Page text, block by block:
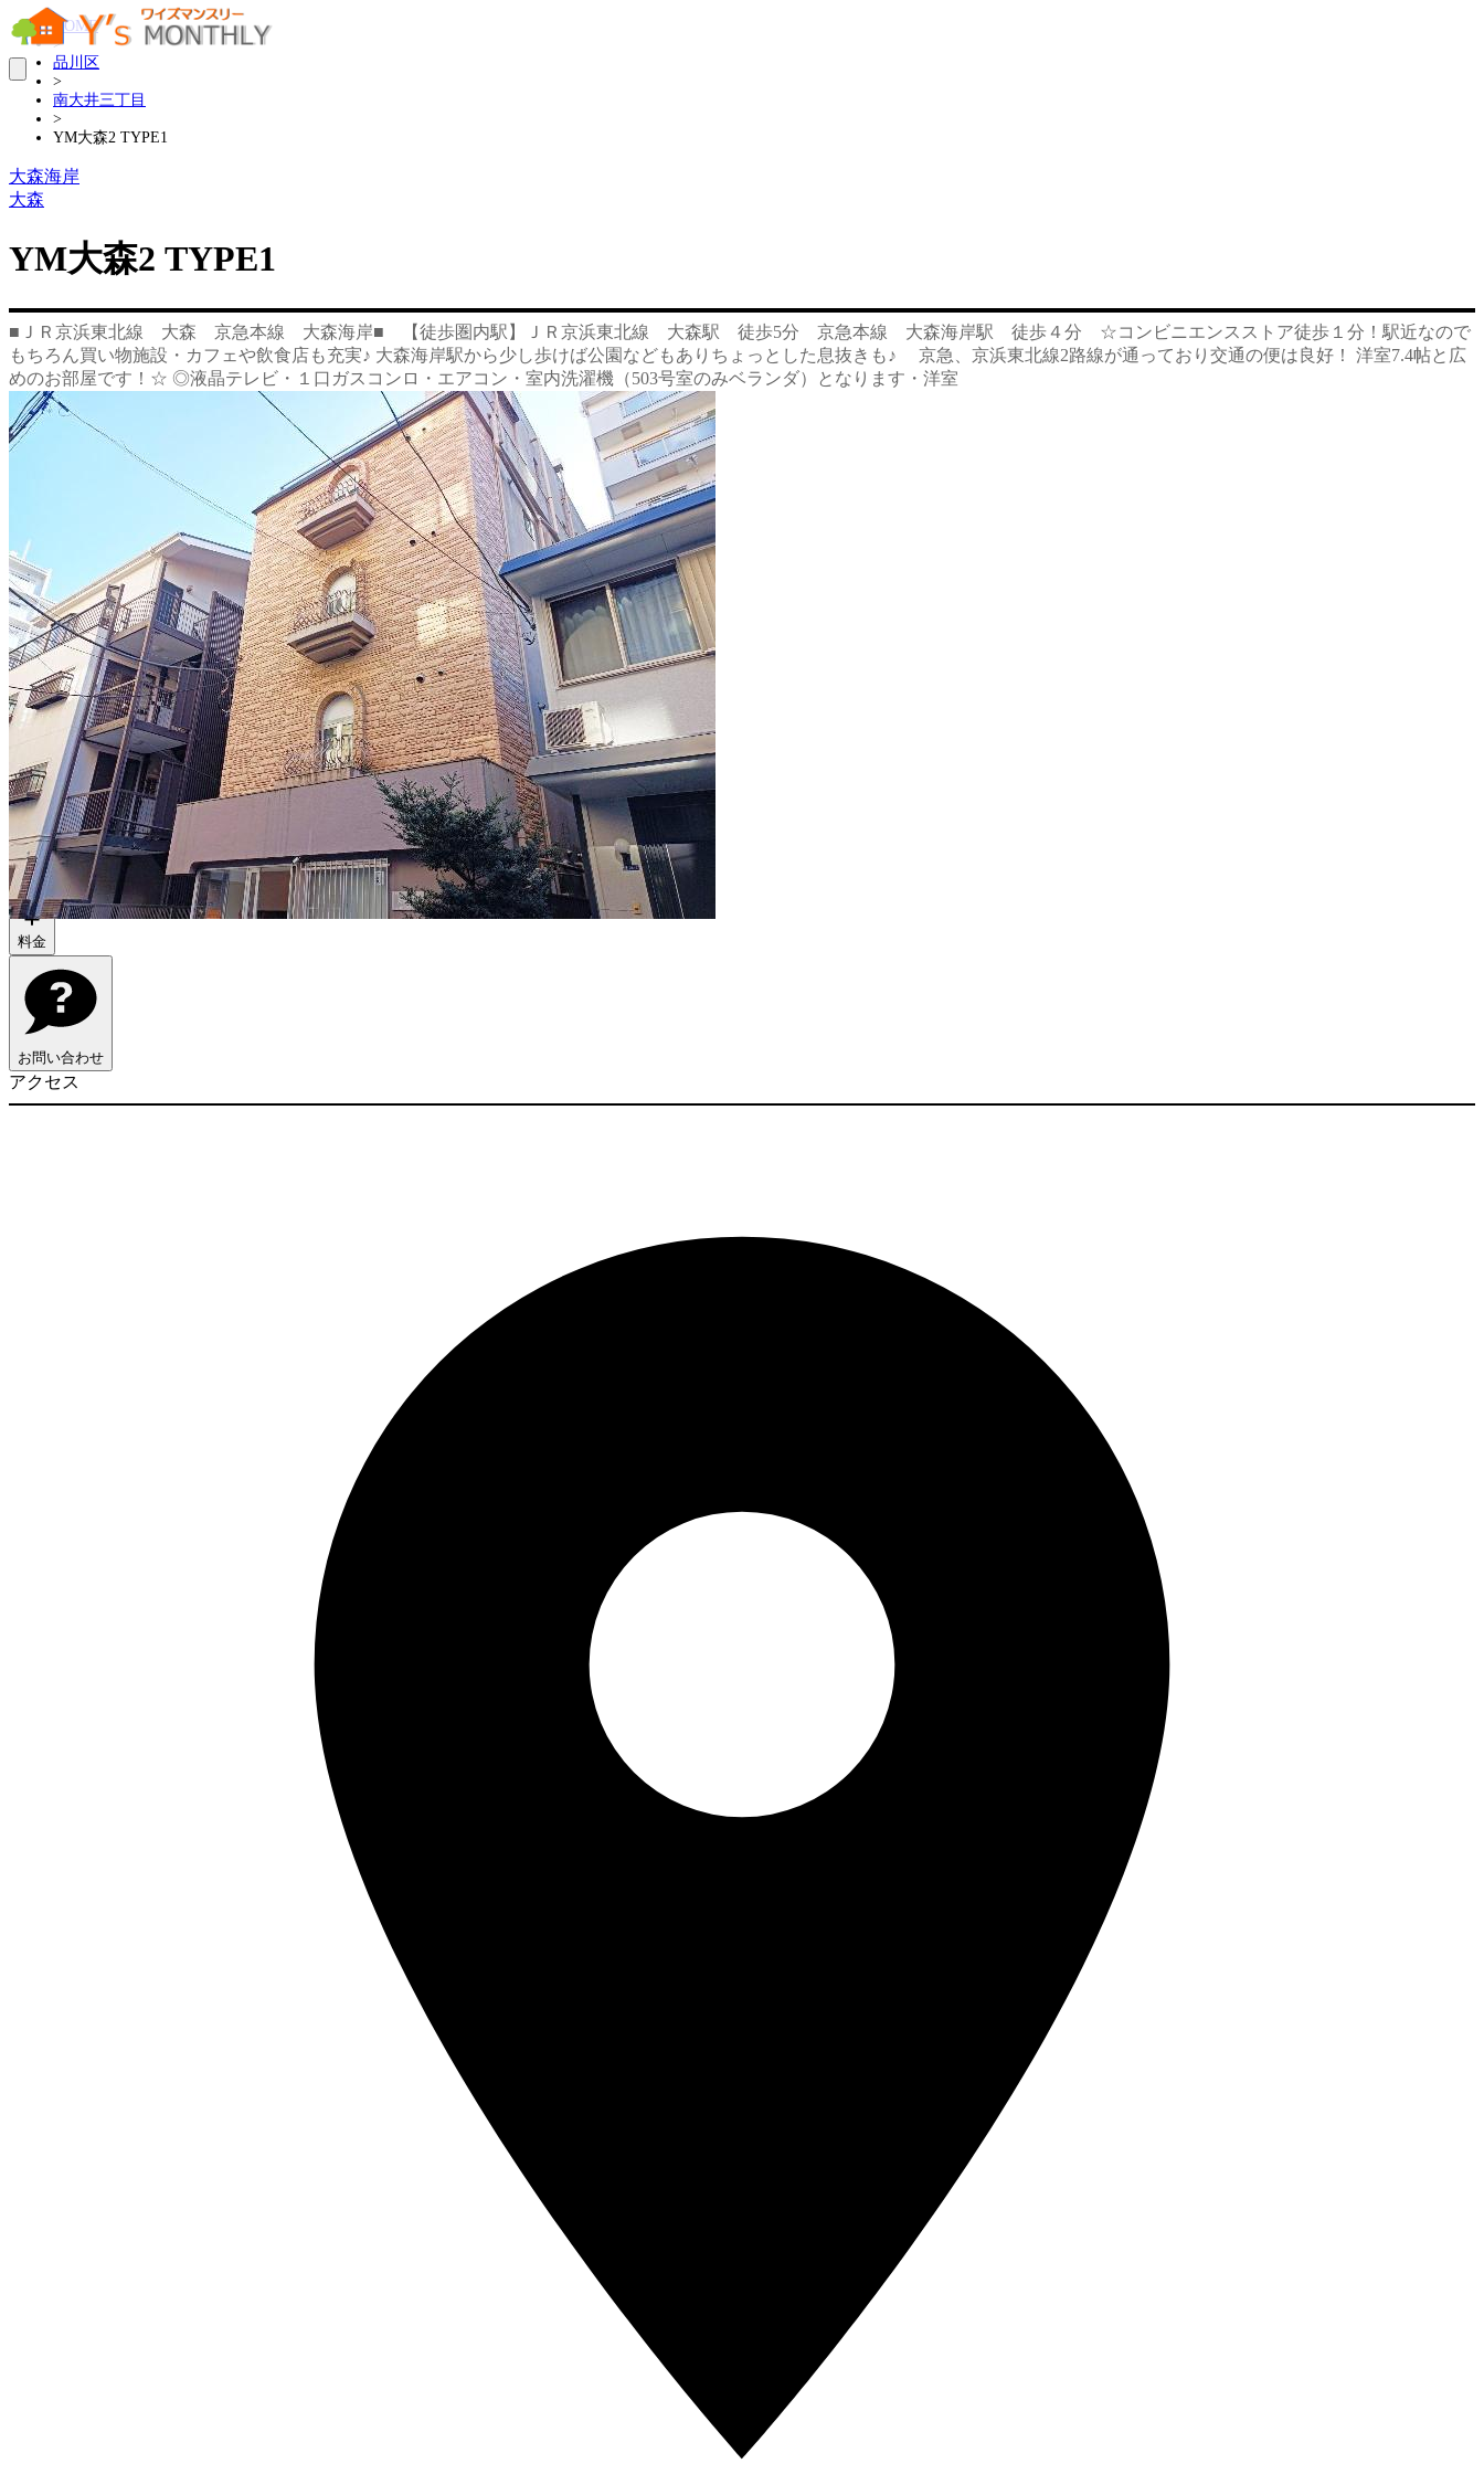
HOME
>
品川区
>
南大井三丁目
>
YM大森2 TYPE1
大森海岸
大森
YM大森2 TYPE1
■ＪＲ京浜東北線 大森 京急本線 大森海岸■ 【徒歩圏内駅】ＪＲ京浜東北線 大森駅 徒歩5分 京急本線 大森海岸駅 徒歩４分 ☆コンビニエンスストア徒歩１分！駅近なので
もちろん買い物施設・カフェや飲食店も充実♪ 大森海岸駅から少し歩けば公園などもありちょっとした息抜きも♪ 京急、京浜東北線2路線が通っており交通の便は良好！ 洋室7.4帖と広
めのお部屋です！☆ ◎液晶テレビ・１口ガスコンロ・エアコン・室内洗濯機（503号室のみベランダ）となります・洋室
アクセス
物件情報
料金
お問い合わせ
アクセス